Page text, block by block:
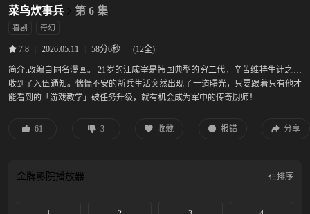
菜鸟炊事兵 第 6 集
喜剧 奇幻
7.8 2026.05.11 58分6秒 (12全)
简介:改编自同名漫画。 21岁的江成宰是韩国典型的穷二代，辛苦维持生计之际
收到了入伍通知。惴惴不安的新兵生活突然出现了一道曙光，只要跟着只有他才
能看到的「游戏教学」破任务升级，就有机会成为军中的传奇厨师！
61 3 收藏 报错 分享
金牌影院播放器 排序